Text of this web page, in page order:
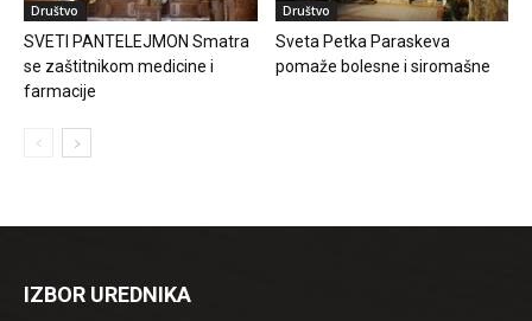
Društvo
SVETI PANTELEJMON Smatra
se zaštitnikom medicine i
farmacije
Društvo
Sveta Petka Paraskeva
pomaže bolesne i siromašne
IZBOR UREDNIKA